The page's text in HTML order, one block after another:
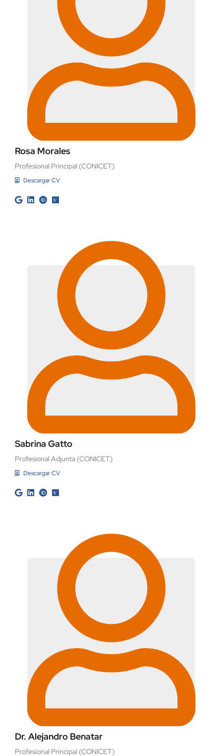
Rosa Morales
Profesional Principal (CONICET)
Descargar CV
Sabrina Gatto
Profesional Adjunta (CONICET)
Descargar CV
Dr. Alejandro Benatar
Profesional Principal (CONICET)